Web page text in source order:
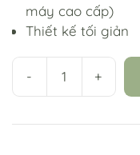
máy cao cấp)
Thiết kế tối giản
-
Sữa
+